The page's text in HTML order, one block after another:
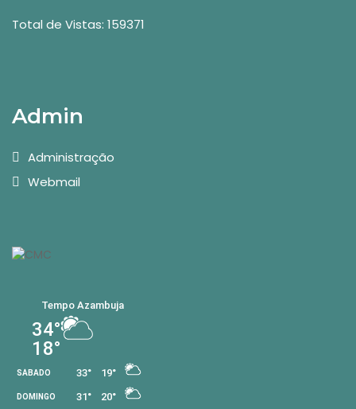
Total de Vistas: 159371
Admin
Administração
Webmail